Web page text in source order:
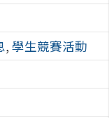
, 學生競賽活動